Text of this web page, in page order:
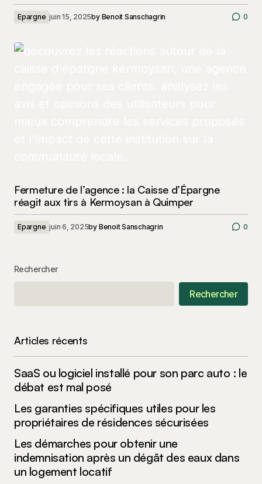
Epargne juin 15, 2025by Benoit Sanschagrin 0
Fermeture de l’agence : la Caisse d’Épargne
réagit aux tirs à Kermoysan à Quimper
Epargne juin 6, 2025by Benoit Sanschagrin 0
Rechercher
Rechercher
Articles récents
SaaS ou logiciel installé pour son parc auto : le
débat est mal posé
Les garanties spécifiques utiles pour les
propriétaires de résidences sécurisées
Les démarches pour obtenir une
indemnisation après un dégât des eaux dans
un logement locatif